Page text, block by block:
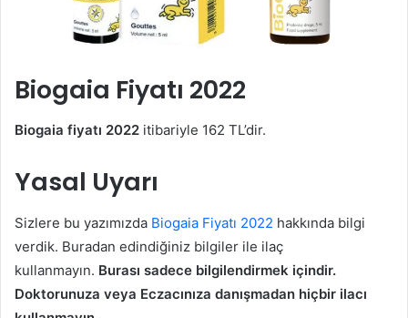
Biogaia Fiyatı 2022
Biogaia fiyatı 2022 itibariyle 162 TL’dir.
Yasal Uyarı
Sizlere bu yazımızda Biogaia Fiyatı 2022 hakkında bilgi
verdik. Buradan edindiğiniz bilgiler ile ilaç
kullanmayın. Burası sadece bilgilendirmek içindir.
Doktorunuza veya Eczacınıza danışmadan hiçbir ilacı